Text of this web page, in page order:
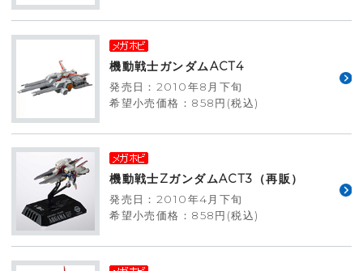
機動戦士ガンダムACT4
発売日：2010年8月下旬
希望小売価格：858円(税込)
機動戦士ZガンダムACT3（再販）
発売日：2010年4月下旬
希望小売価格：858円(税込)